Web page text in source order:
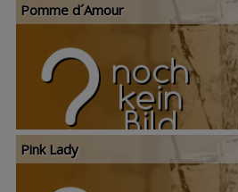
Pomme d´Amour
Pink Lady